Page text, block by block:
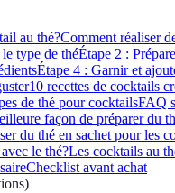
au thé?Comment réaliser
type de théÉtape 2 :
Étape 4 : Garnir et
10 recettes de cocktails
de thé pour cocktailsFAQ
façon de préparer du
du thé en sachet pour les
le thé?Les cocktails au
Checklist avant achat
)